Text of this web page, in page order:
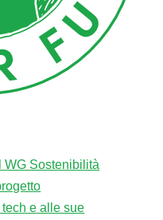
WG Sostenibilità
e alle sue